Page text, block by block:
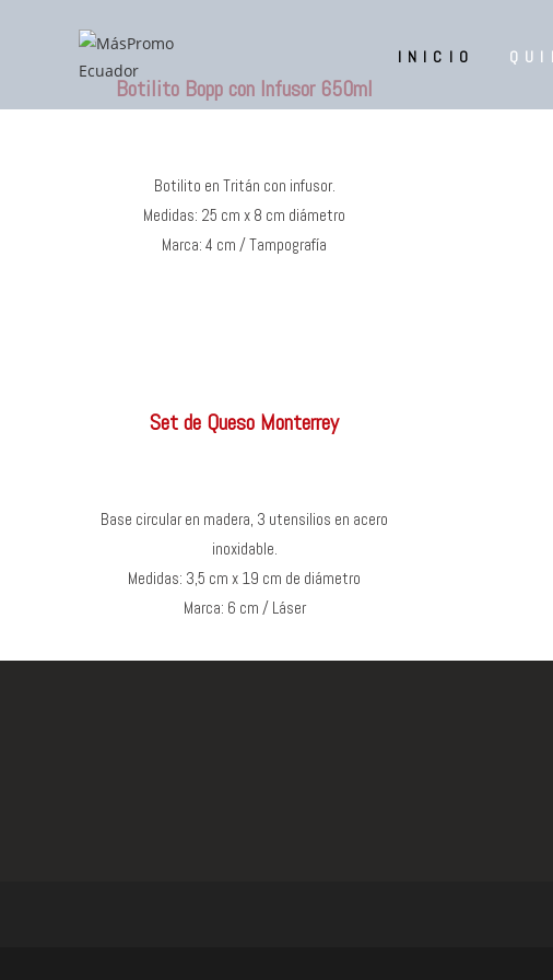
INICIO
Botilito Bopp con Infusor 650ml
Botilito en Tritán con infusor.
Medidas: 25 cm x 8 cm diámetro
Marca: 4 cm / Tampografía
Set de Queso Monterrey
Base circular en madera, 3 utensilios en acero
inoxidable.
Medidas: 3,5 cm x 19 cm de diámetro
Marca: 6 cm / Láser